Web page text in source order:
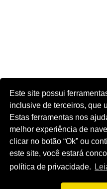
Este site possui
inclusive de terceiros, que
Estas ferramentas nos
melhor experiência de
clicar no botão “Ok” ou
este site, você estará
política de privacidade.